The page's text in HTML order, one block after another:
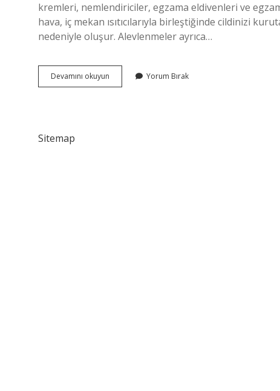
kremleri, nemlendiriciler, egzama eldivenleri ve
hava, iç mekan ısıtıcılarıyla birleştiğinde cildinizi
nedeniyle oluşur. Alevlenmeler ayrıca…
Devamını okuyun Egzamayı
Ne
Yorum Bırak
Sitemap